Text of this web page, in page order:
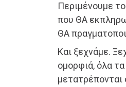
Περιμένουμε
που ΘΑ
ΘΑ
Και ξεχνάμε.
ομορφιά, όλα
μετατρέπονται